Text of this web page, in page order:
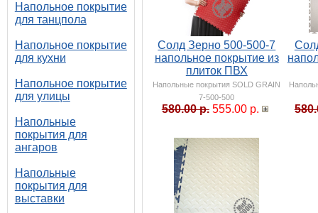
Напольное покрытие
для танцпола
Напольное покрытие
для кухни
Напольное покрытие
для улицы
Напольные
покрытия для
ангаров
Напольные
покрытия для
выставки
Солд Зерно 500-500-7
напольное покрытие из
плиток ПВХ
Напольные покрытия SOLD GRAIN
7-500-500
580.00 р. 555.00 р.